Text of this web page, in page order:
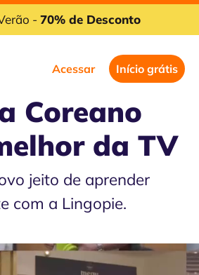
- 70% de Desconto
Acessar Início grátis
Coreano
da TV
jeito de aprender
com a Lingopie.